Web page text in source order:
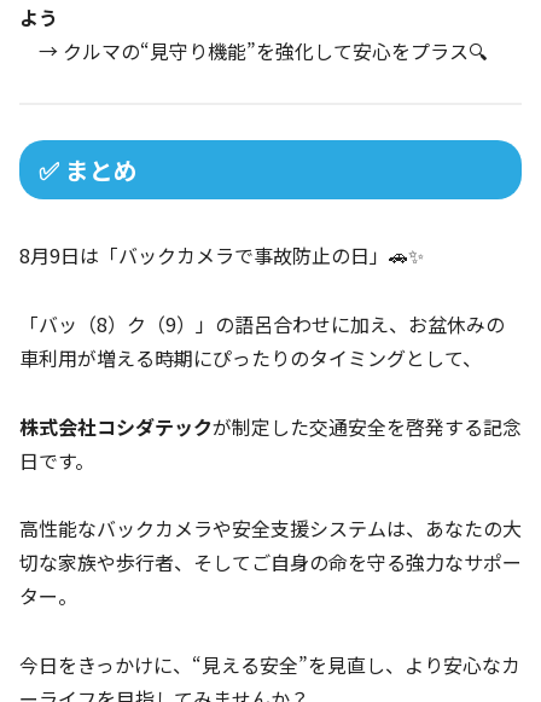
よう
→ クルマの“見守り機能”を強化して安心をプラス🔍
✅ まとめ
8月9日は「バックカメラで事故防止の日」🚗✨
「バッ（8）ク（9）」の語呂合わせに加え、お盆休みの
車利用が増える時期にぴったりのタイミングとして、
株式会社コシダテックが制定した交通安全を啓発する記念
日です。
高性能なバックカメラや安全支援システムは、あなたの大
切な家族や歩行者、そしてご自身の命を守る強力なサポー
ター。
今日をきっかけに、“見える安全”を見直し、より安心なカ